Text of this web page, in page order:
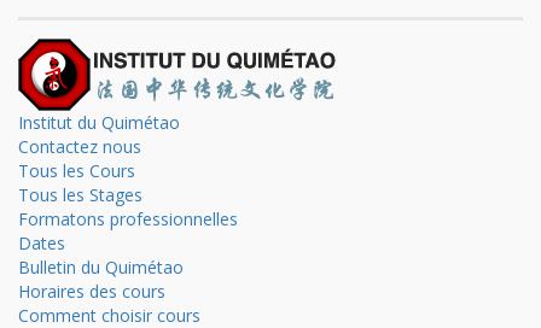
Institut du Quimétao
Contactez nous
Tous les Cours
Tous les Stages
Formatons professionnelles
Dates
Bulletin du Quimétao
Horaires des cours
Comment choisir cours